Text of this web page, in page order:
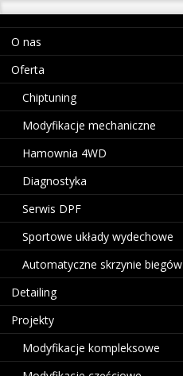
O nas
Oferta
Chiptuning
Modyfikacje mechaniczne
Hamownia 4WD
Diagnostyka
Serwis DPF
Sportowe układy wydechowe
Automatyczne skrzynie biegów
Detailing
Projekty
Modyfikacje kompleksowe